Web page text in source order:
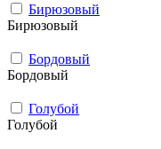
Бирюзовый
Бирюзовый
Бордовый
Бордовый
Голубой
Голубой